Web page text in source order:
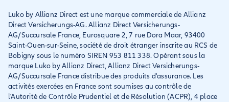
Conditions générales et
IPID
Luko by Allianz Direct est une marque commerciale de Allianz
Direct Versicherungs-AG. Allianz Direct Versicherungs-
AG/Succursale France, Eurosquare 2, 7 rue Dora Maar, 93400
Saint-Ouen-sur-Seine, société de droit étranger inscrite au RCS de
Bobigny sous le numéro SIREN 953 811 338. Opérant sous la
marque Luko by Allianz Direct, Allianz Direct Versicherungs-
AG/Succursale France distribue des produits d'assurance. Les
activités exercées en France sont soumises au contrôle de
l'Autorité de Contrôle Prudentiel et de Résolution (ACPR), 4 place